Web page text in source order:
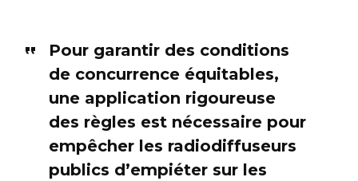
Pour garantir des conditions
de concurrence équitables,
une application rigoureuse
des règles est nécessaire pour
empêcher les radiodiffuseurs
publics d’empiéter sur les